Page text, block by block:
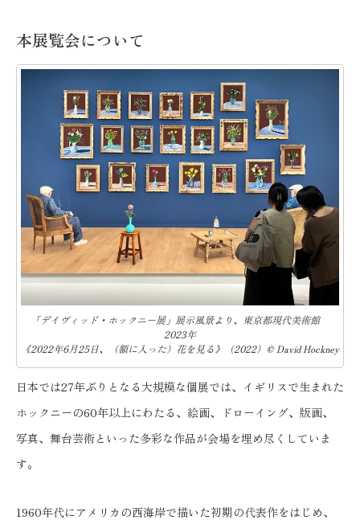
本展覧会について
「デイヴィッド・ホックニー展」展示風景より、東京都現代美術館
2023年
《2022年6月25日、（額に入った）花を見る》（2022）© David Hockney
日本では27年ぶりとなる大規模な個展では、イギリスで生まれた
ホックニーの60年以上にわたる、絵画、ドローイング、版画、
写真、舞台芸術といった多彩な作品が会場を埋め尽くしていま
す。
1960年代にアメリカの西海岸で描いた初期の代表作をはじめ、